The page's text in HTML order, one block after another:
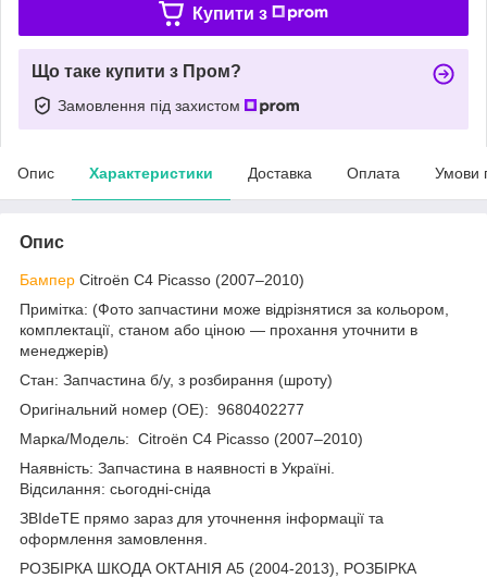
Купити з
Що таке купити з Пром?
Замовлення під захистом
Опис Характеристики Доставка Оплата Умови
Опис
Бампер Citroën C4 Picasso (2007–2010)
Примітка: (Фото запчастини може відрізнятися за кольором,
комплектації, станом або ціною — прохання уточнити в
менеджерів)
Стан: Запчастина б/у, з розбирання (шроту)
Оригінальний номер (ОЕ): 9680402277
Марка/Модель: Citroën C4 Picasso (2007–2010)
Наявність: Запчастина в наявності в Україні.
Відсилання: сьогодні-сніда
ЗВІdeТЕ прямо зараз для уточнення інформації та
оформлення замовлення.
РОЗБІРКА ШКОДА ОКТАНІЯ A5 (2004-2013), РОЗБІРКА